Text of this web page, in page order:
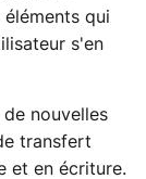
qui
s'en
nouvelles
transfert
et en écriture.